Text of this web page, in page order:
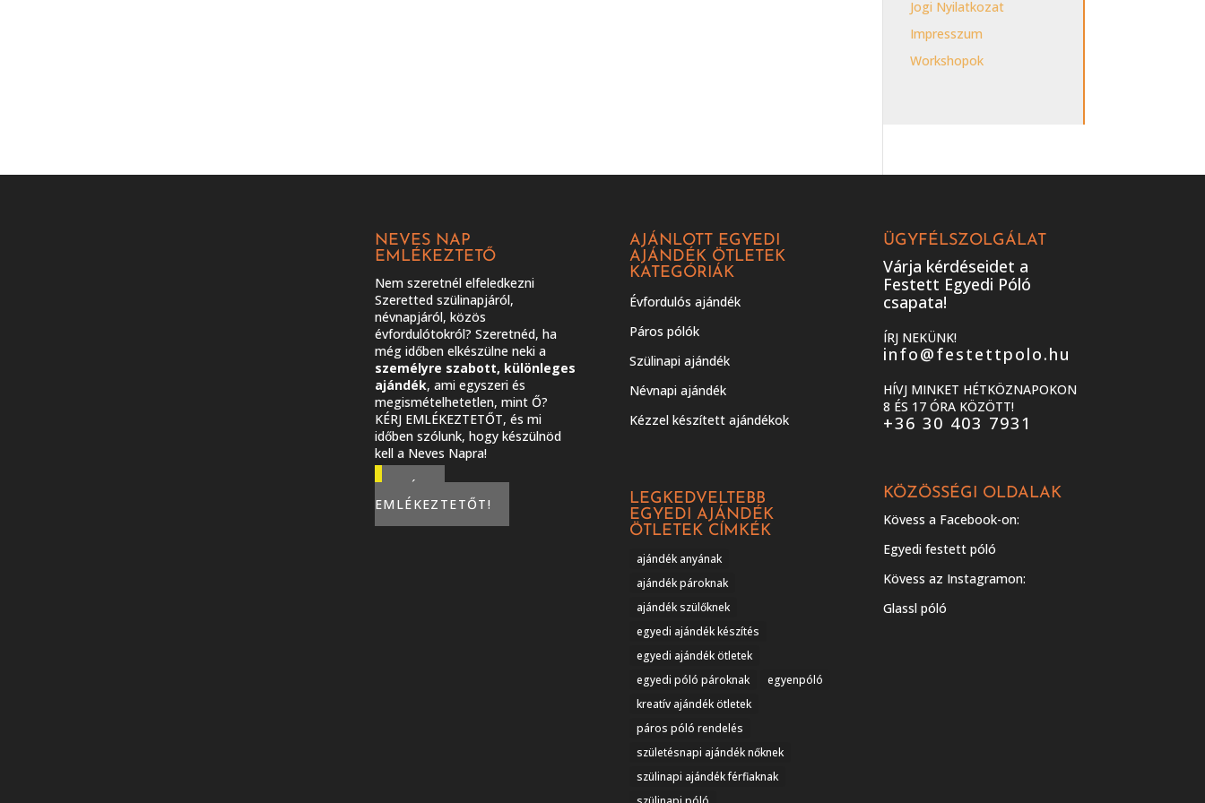
Jogi Nyilatkozat
Impresszum
Workshopok
NEVES NAP
EMLÉKEZTETŐ
Nem szeretnél elfeledkezni
Szeretted szülinapjáról,
névnapjáról, közös
évfordulótokról? Szeretnéd, ha
még időben elkészülne neki a
személyre szabott, különleges
ajándék, ami egyszeri és
megismételhetetlen, mint Ő?
KÉRJ EMLÉKEZTETŐT, és mi
időben szólunk, hogy készülnöd
kell a Neves Napra!
KÉREK
EMLÉKEZTETŐT!
AJÁNLOTT EGYEDI
AJÁNDÉK ÖTLETEK
KATEGÓRIÁK
Évfordulós ajándék
Páros pólók
Szülinapi ajándék
Névnapi ajándék
Kézzel készített ajándékok
LEGKEDVELTEBB
EGYEDI AJÁNDÉK
ÖTLETEK CÍMKÉK
ajándék anyának
ajándék pároknak
ajándék szülőknek
egyedi ajándék készítés
egyedi ajándék ötletek
egyedi póló pároknak
egyenpóló
kreatív ajándék ötletek
páros póló rendelés
születésnapi ajándék nőknek
szülinapi ajándék férfiaknak
ÜGYFÉLSZOLGÁLAT
Várja kérdéseidet a
Festett Egyedi Póló
csapata!
ÍRJ NEKÜNK!
info@festettpolo.hu
HÍVJ MINKET HÉTKÖZNAPOKON
8 ÉS 17 ÓRA KÖZÖTT!
+36 30 403 7931
KÖZÖSSÉGI OLDALAK
Kövess a Facebook-on:
Egyedi festett póló
Kövess az Instagramon:
Glassl póló